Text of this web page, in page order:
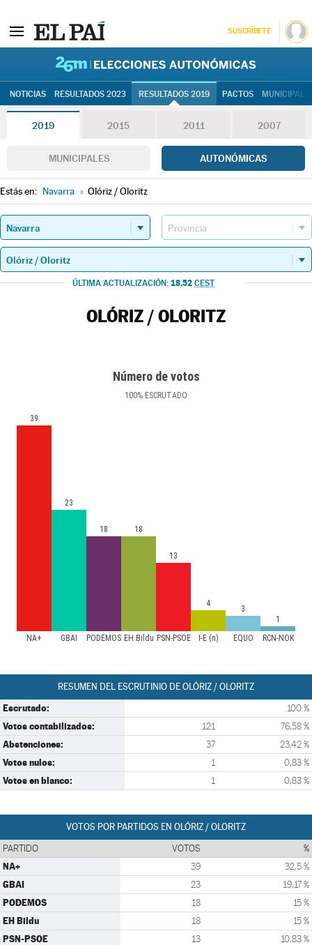
SUSCRÍBETE
NOTICIAS RESULTADOS 2023 RESULTADOS 2019 PACTOS
2019 2015 2011 2007
MUNICIPALES AUTONÓMICAS
Estás en: Navarra » Olóriz / Oloritz
ÚLTIMA ACTUALIZACIÓN: 18.52 CEST
OLÓRIZ / OLORITZ
Número de votos
100% ESCRUTADO
NA+ GBAI PODEMOS EH Bildu PSN-PSOE I-E (n) EQUO RCN-NOK
39
23
18 18
13
4
3
1
RESUMEN DEL ESCRUTINIO DE OLÓRIZ / OLORITZ
Escrutado: 100 %
Votos contabilizados: 121 76,58 %
Abstenciones: 37 23,42 %
Votos nulos: 1 0,83 %
Votos en blanco: 1 0,83 %
VOTOS POR PARTIDOS EN OLÓRIZ / OLORITZ
PARTIDO VOTOS %
NA+ 39 32,5 %
GBAI 23 19,17 %
PODEMOS 18 15 %
EH Bildu 18 15 %
PSN-PSOE 13 10,83 %